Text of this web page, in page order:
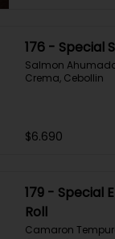
176 - Special
Salmon
Crema, Cebollin
$6.690
179 - Special
Roll
Camaron